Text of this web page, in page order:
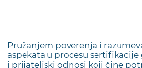
Pružanjem poverenja i
aspekata u procesu sertifikacije
i prijateljski odnosi koji čine